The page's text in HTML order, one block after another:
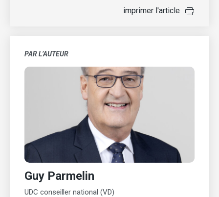
imprimer l'article
PAR L’AUTEUR
Guy Parmelin
UDC conseiller national (VD)